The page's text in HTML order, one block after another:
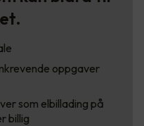
oppgaver
som elbillading på
billig